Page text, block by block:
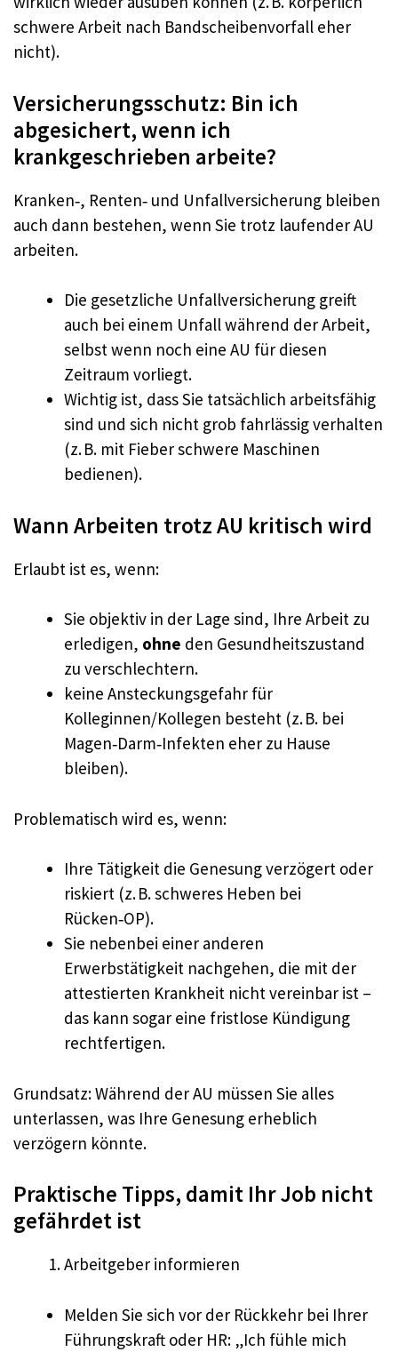
schwere Arbeit nach Bandscheibenvorfall eher
nicht).
Versicherungsschutz: Bin ich
abgesichert, wenn ich
krankgeschrieben arbeite?
Kranken‑, Renten‑ und Unfallversicherung bleiben
auch dann bestehen, wenn Sie trotz laufender AU
arbeiten.
Die gesetzliche Unfallversicherung greift
auch bei einem Unfall während der Arbeit,
selbst wenn noch eine AU für diesen
Zeitraum vorliegt.
Wichtig ist, dass Sie tatsächlich arbeitsfähig
sind und sich nicht grob fahrlässig verhalten
(z. B. mit Fieber schwere Maschinen
bedienen).
Wann Arbeiten trotz AU kritisch wird
Erlaubt ist es, wenn:
Sie objektiv in der Lage sind, Ihre Arbeit zu
erledigen, ohne den Gesundheitszustand
zu verschlechtern.
keine Ansteckungsgefahr für
Kolleginnen/Kollegen besteht (z. B. bei
Magen‑Darm‑Infekten eher zu Hause
bleiben).
Problematisch wird es, wenn:
Ihre Tätigkeit die Genesung verzögert oder
riskiert (z. B. schweres Heben bei
Rücken‑OP).
Sie nebenbei einer anderen
Erwerbstätigkeit nachgehen, die mit der
attestierten Krankheit nicht vereinbar ist –
das kann sogar eine fristlose Kündigung
rechtfertigen.
Grundsatz: Während der AU müssen Sie alles
unterlassen, was Ihre Genesung erheblich
verzögern könnte.
Praktische Tipps, damit Ihr Job nicht
gefährdet ist
Arbeitgeber informieren
Melden Sie sich vor der Rückkehr bei Ihrer
Führungskraft oder HR: „Ich fühle mich